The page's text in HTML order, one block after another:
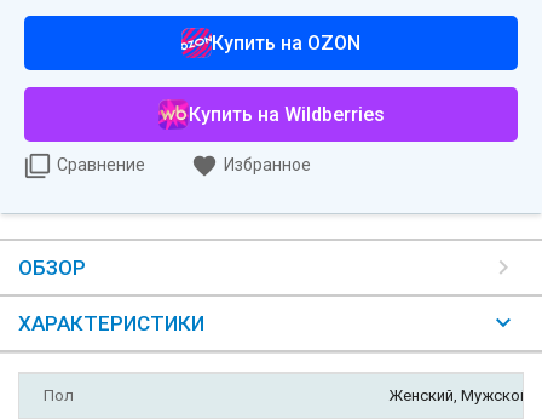
Купить на OZON
Купить на Wildberries
Сравнение Избранное
ОБЗОР
ХАРАКТЕРИСТИКИ
Пол Женский, Мужской